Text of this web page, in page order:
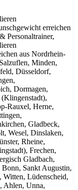
erreichen
Personaltrainer,
aus Nordrhein-
Minden,
Düsseldorf,
Dormagen,
Rauxel, Herne,
Gladbeck,
Wesel, Dinslaken,
Rheine,
Frechen,
Gladbach,
Sankt Augustin,
Witten, Lüdenscheid,
Ahlen, Unna,